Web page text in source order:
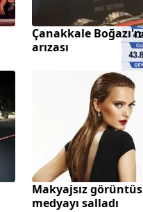
Çanakkale
arızası
Makyajsız
medyayı salladı